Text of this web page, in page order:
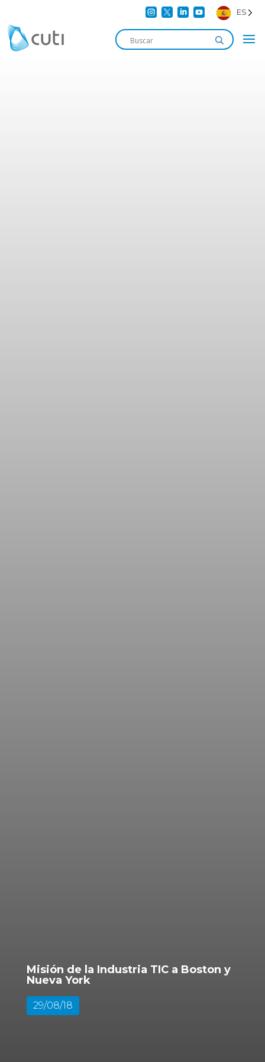
    ES
Misión de la Industria TIC a Boston y
Nueva York
29/08/18